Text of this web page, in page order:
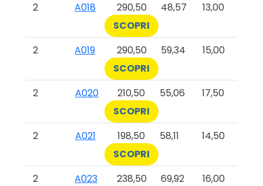
2
A018 290,50 48,57
13,00
SCOPRI
2
A019 290,50 59,34
15,00
SCOPRI
2
A020 210,50 55,06
17,50
SCOPRI
2
A021 198,50 58,11
14,50
SCOPRI
2
A023 238,50 69,92
16,00